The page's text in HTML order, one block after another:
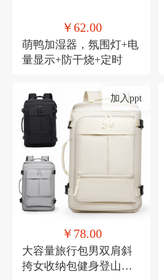
￥62.00
萌鸭加湿器，氛围灯+电
量显示+防干烧+定时
加入ppt
￥78.00
大容量旅行包男双肩斜
挎女收纳包健身登山运